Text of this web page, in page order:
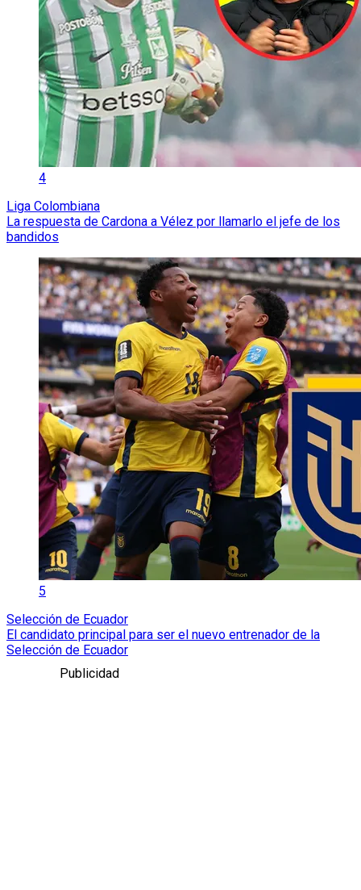
4
Liga Colombiana
La respuesta de Cardona a Vélez por llamarlo el jefe de los
bandidos
5
Selección de Ecuador
El candidato principal para ser el nuevo entrenador de la
Selección de Ecuador
Publicidad